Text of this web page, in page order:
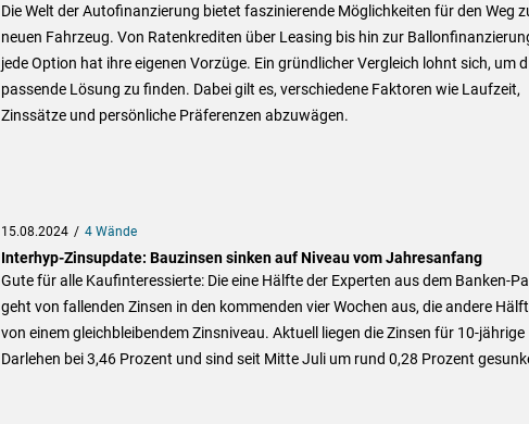
Die Welt der Autofinanzierung bietet faszinierende Möglichkeiten für den Weg
neuen Fahrzeug. Von Ratenkrediten über Leasing bis hin zur
jede Option hat ihre eigenen Vorzüge. Ein gründlicher Vergleich lohnt sich, um
passende Lösung zu finden. Dabei gilt es, verschiedene Faktoren wie Laufzeit,
Zinssätze und persönliche Präferenzen abzuwägen.
15.08.2024 4 Wände
Interhyp-Zinsupdate: Bauzinsen sinken auf Niveau vom Jahresanfang
Gute für alle Kaufinteressierte: Die eine Hälfte der Experten aus dem Banken-
geht von fallenden Zinsen in den kommenden vier Wochen aus, die andere
von einem gleichbleibendem Zinsniveau. Aktuell liegen die Zinsen für 10-jährige
Darlehen bei 3,46 Prozent und sind seit Mitte Juli um rund 0,28 Prozent